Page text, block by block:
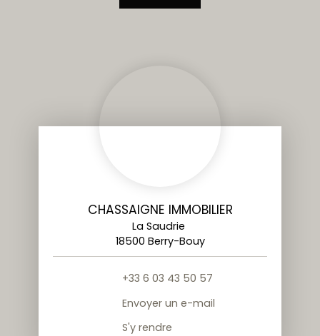
CHASSAIGNE IMMOBILIER
La Saudrie
18500 Berry-Bouy
+33 6 03 43 50 57
Envoyer un e-mail
S'y rendre